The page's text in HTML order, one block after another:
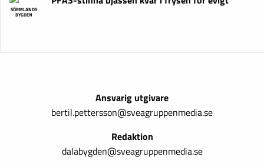
SÖRMLANDS
BYGDEN
Ansvarig utgivare
bertil.pettersson@sveagruppenmedia.se
Redaktion
dalabygden@sveagruppenmedia.se